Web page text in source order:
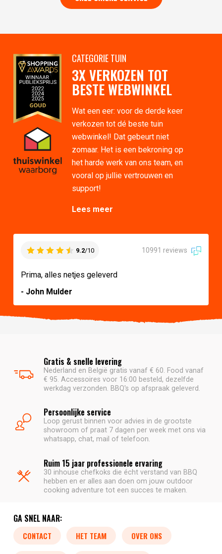
CATEGORIE TUIN
3X VERKOZEN TOT
BESTE WEBWINKEL
Wat een eer: voor de derde keer
verkozen tot dé beste tuin
webwinkel! Dat gebeurt niet
zomaar. Het is een bekroning op
het harde werk van ons team, en
vooral op jullie vertrouwen en
support!
Lees meer
9.2/10 10991 reviews
Prima, alles netjes geleverd
- John Mulder
Gratis & snelle levering
Nederland en België gratis vanaf € 60. Food vanaf
€ 95. Accessoires voor 16:00 besteld, dezelfde
werkdag verzonden. BBQ's op afspraak geleverd.
Persoonlijke service
Loop gerust binnen voor advies in de grootste
showroom of praat 7 dagen per week met ons via
whatsapp, chat, mail of telefoon.
Ruim 15 jaar professionele ervaring
30 inhouse chefkoks die écht verstand van BBQ
hebben en er alles aan doen om jouw outdoor
cooking adventure tot een succes te maken.
GA SNEL NAAR:
CONTACT HET TEAM OVER ONS